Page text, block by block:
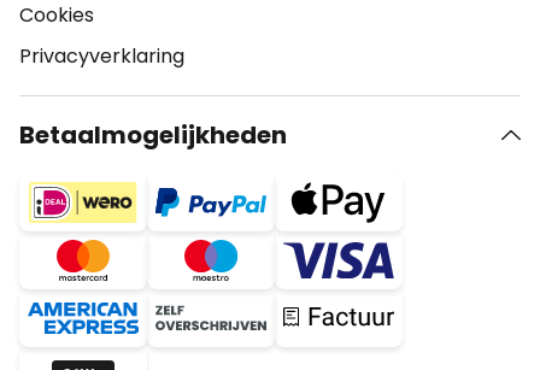
Cookies
Privacyverklaring
Betaalmogelijkheden